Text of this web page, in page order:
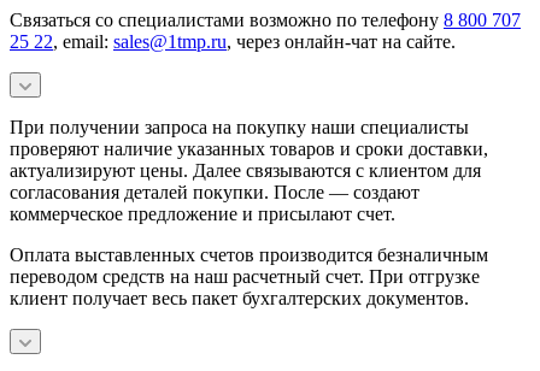
Связаться со специалистами возможно по телефону 8 800 707
25 22, email: sales@1tmp.ru, через онлайн-чат на сайте.
При получении запроса на покупку наши специалисты
проверяют наличие указанных товаров и сроки доставки,
актуализируют цены. Далее связываются с клиентом для
согласования деталей покупки. После — создают
коммерческое предложение и присылают счет.
Оплата выставленных счетов производится безналичным
переводом средств на наш расчетный счет. При отгрузке
клиент получает весь пакет бухгалтерских документов.